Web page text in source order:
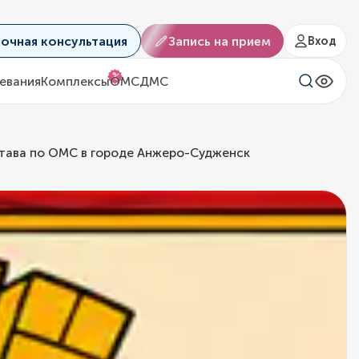
консультация Запись на прием Вход
Комплексы%
ОМСДМС
по ОМС в городе Анжеро-Судженск